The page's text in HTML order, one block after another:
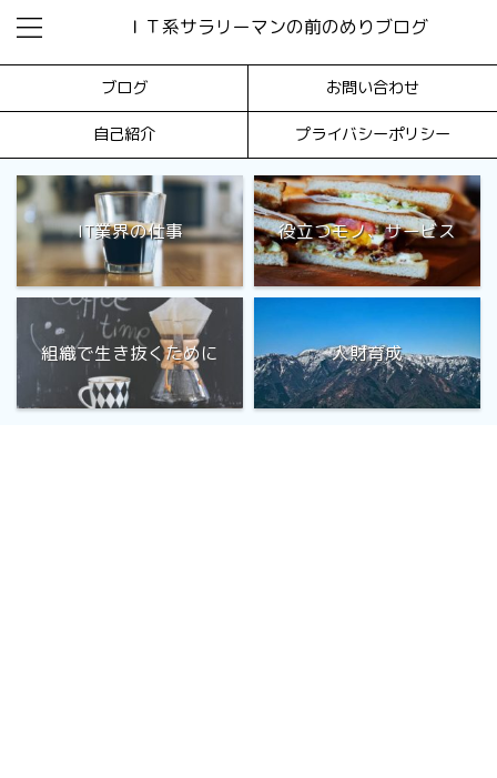
ＩＴ系サラリーマンの前のめりブログ
ブログ お問い合わせ
自己紹介 プライバシーポリシー
IT業界の仕事 役立つモノ、サービス
組織で生き抜くために 人財育成